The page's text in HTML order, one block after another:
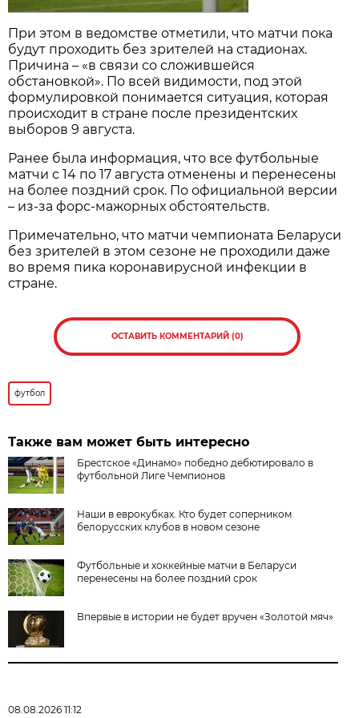
При этом в ведомстве отметили, что матчи пока
будут проходить без зрителей на стадионах.
Причина – «в связи со сложившейся
обстановкой». По всей видимости, под этой
формулировкой понимается ситуация, которая
происходит в стране после президентских
выборов 9 августа.
Ранее была информация, что все футбольные
матчи с 14 по 17 августа отменены и перенесены
на более поздний срок. По официальной версии
– из-за форс-мажорных обстоятельств.
Примечательно, что матчи чемпионата Беларуси
без зрителей в этом сезоне не проходили даже
во время пика коронавирусной инфекции в
стране.
ОСТАВИТЬ КОММЕНТАРИЙ (0)
футбол
Также вам может быть интересно
Брестское «Динамо» победно дебютировало в
футбольной Лиге Чемпионов
Наши в еврокубках. Кто будет соперником
белорусских клубов в новом сезоне
Футбольные и хоккейные матчи в Беларуси
перенесены на более поздний срок
Впервые в истории не будет вручен «Золотой мяч»
08.08.2026 11:12